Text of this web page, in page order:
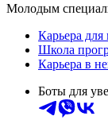
Молодым
Карьера
Школа
Карьера в
Боты для